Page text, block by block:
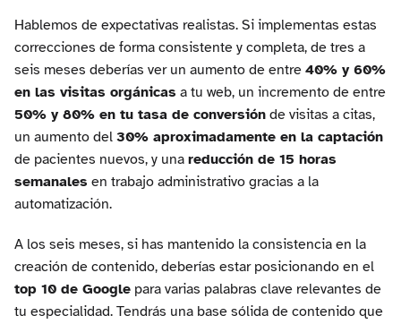
Hablemos de expectativas realistas. Si implementas estas
correcciones de forma consistente y completa, de tres a
seis meses deberías ver un aumento de entre 40% y 60%
en las visitas orgánicas a tu web, un incremento de entre
50% y 80% en tu tasa de conversión de visitas a citas,
un aumento del 30% aproximadamente en la captación
de pacientes nuevos, y una reducción de 15 horas
semanales en trabajo administrativo gracias a la
automatización.
A los seis meses, si has mantenido la consistencia en la
creación de contenido, deberías estar posicionando en el
top 10 de Google para varias palabras clave relevantes de
tu especialidad. Tendrás una base sólida de contenido que